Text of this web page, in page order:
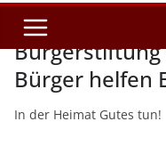
Bürgerstiftung
Bürger helfen
In der Heimat Gutes tun!